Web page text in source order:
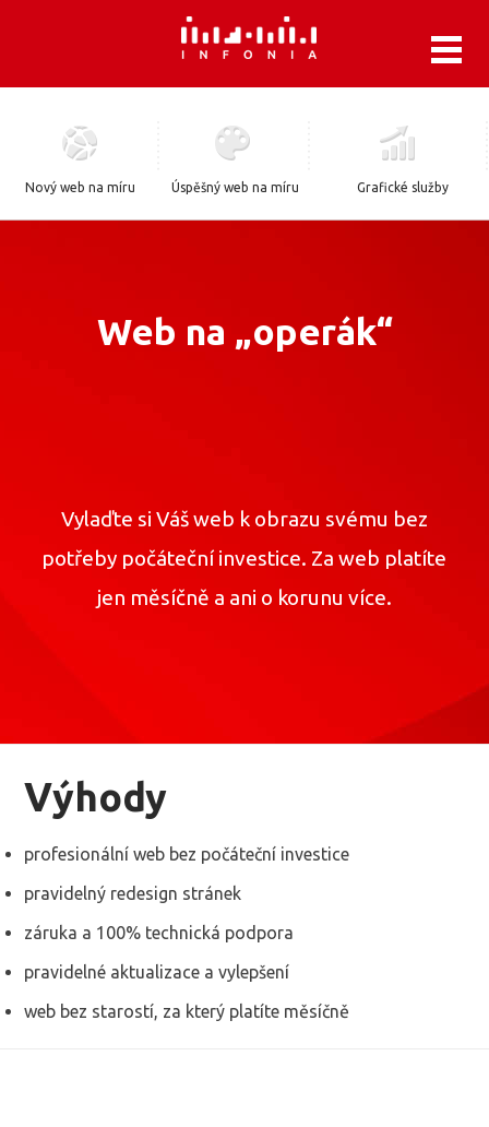
Web na „operák“
Vylaďte si Váš web k obrazu svému bez
potřeby počáteční investice. Za web platíte
jen měsíčně a ani o korunu více.
Výhody
profesionální web bez počáteční investice
pravidelný redesign stránek
záruka a 100% technická podpora
pravidelné aktualizace a vylepšení
web bez starostí, za který platíte měsíčně
Nový web na míru Úspěšný web na míru Grafické služby